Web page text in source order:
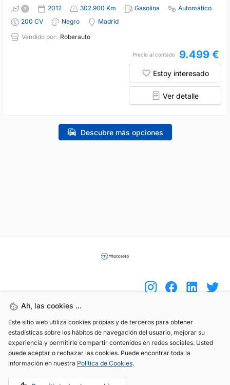
2012 302.900 Km Gasolina
Automático
200 CV
Negro
Madrid
Vendido por: Roberauto
Precio al contado 9.499 €
Estoy interesado
Ver detalle
Descubre más opciones
Ah, las cookies ...
Este sitio web utiliza cookies propias y de terceros para obtener
estadísticas sobre los hábitos de navegación del usuario, mejorar su
experiencia y permitirle compartir contenidos en redes sociales. Usted
puede aceptar o rechazar las cookies. Puede encontrar toda la
información en nuestra Política de Cookies.
(+34) 744 408 070
info@motoreto.com